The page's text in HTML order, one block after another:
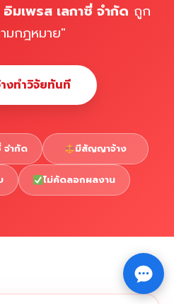
ำวิจัย รับทำวิทยานิพนธ์ รับทำ⇧
มเพรส เลกาซี่ จำกัด ถูก
มกฎหมาย"
งทำวิจัยทันที
จำกัด มีสัญญาจ้าง
ไม่คัดลอกผลงาน